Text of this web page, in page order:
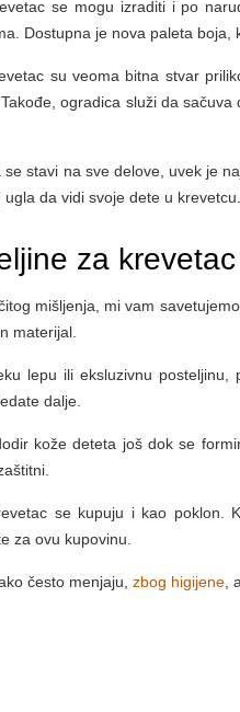
se mogu izraditi i po
Dostupna je nova paleta boja,
su veoma bitna stvar
ogradica služi da
stavi na sve delove, uvek je
da vidi svoje dete u krevetcu.
za
mišljenja, mi vam
materijal.
lepu ili eksluzivnu
dalje.
kože deteta još dok se
se kupuju i kao
za ovu kupovinu.
često menjaju, zbog higijene